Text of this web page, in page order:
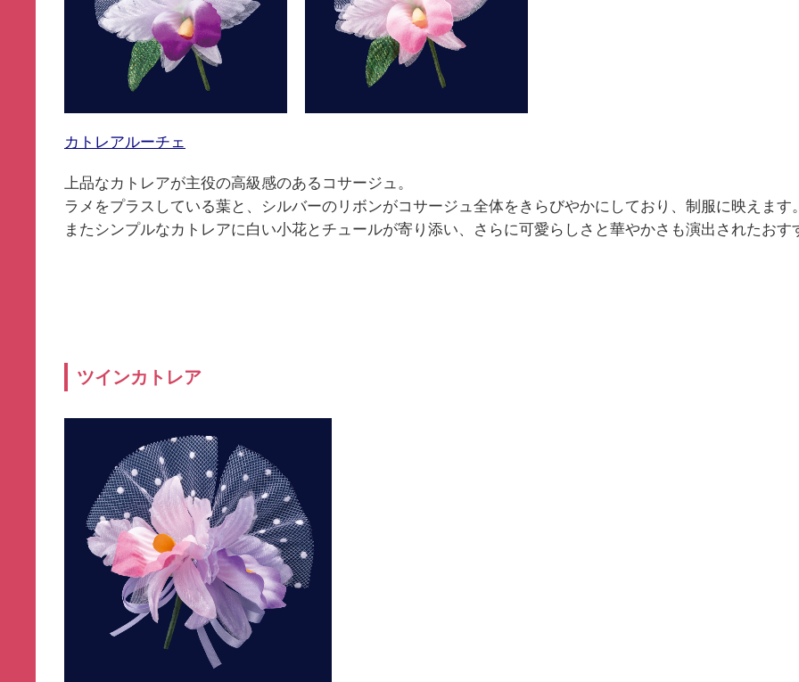
カトレアルーチェ
上品なカトレアが主役の高級感のあるコサージュ。
ラメをプラスしている葉と、シルバーのリボンがコサージュ全体をきらびやかにしており、制服に映えます。
またシンプルなカトレアに白い小花とチュールが寄り添い、さらに可愛らしさと華やかさも演出されたおす
ツインカトレア